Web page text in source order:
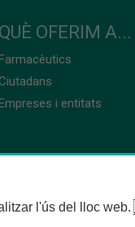
QUÈ OFERIM A...
i entitats
l'ús del lloc web.